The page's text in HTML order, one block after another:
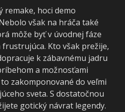
remake, hoci demo
však na hráča také
môže byť v úvodnej fáze
Kto však prežije,
k zábavnému jadru
a možnosťami
zakomponované do veľmi
sveta. S dostatočnou
gotický návrat legendy.